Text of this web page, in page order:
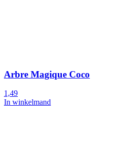
Arbre Magique Coco
1,49
In winkelmand